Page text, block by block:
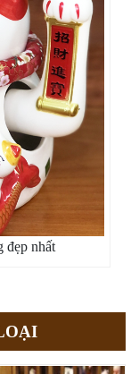
đẹp nhất